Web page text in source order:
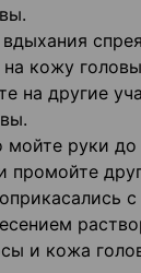
вдыхания
на кожу
на другие
мойте руки до
промойте
и кожа